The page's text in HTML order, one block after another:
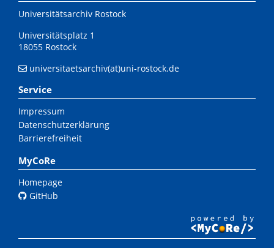
Universitätsarchiv Rostock
Universitätsplatz 1
18055 Rostock
universitaetsarchiv(at)uni-rostock.de
Service
Impressum
Datenschutzerklärung
Barrierefreiheit
MyCoRe
Homepage
GitHub